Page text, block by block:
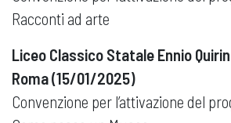
Racconti ad arte
Liceo Classico Statale Ennio
Roma (15/01/2025)
Convenzione per l’attivazione del